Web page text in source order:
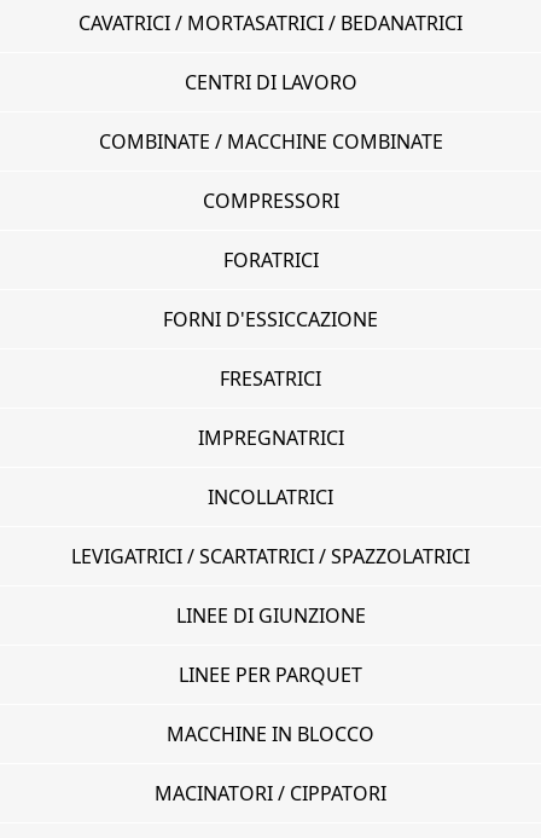
CAVATRICI / MORTASATRICI / BEDANATRICI
CENTRI DI LAVORO
COMBINATE / MACCHINE COMBINATE
COMPRESSORI
FORATRICI
FORNI D'ESSICCAZIONE
FRESATRICI
IMPREGNATRICI
INCOLLATRICI
LEVIGATRICI / SCARTATRICI / SPAZZOLATRICI
LINEE DI GIUNZIONE
LINEE PER PARQUET
MACCHINE IN BLOCCO
MACINATORI / CIPPATORI